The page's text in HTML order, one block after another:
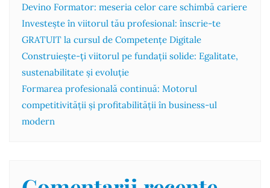
Devino Formator: meseria celor care schimbă cariere
Investește în viitorul tău profesional: înscrie-te
GRATUIT la cursul de Competențe Digitale
Construiește-ți viitorul pe fundații solide: Egalitate,
sustenabilitate și evoluție
Formarea profesională continuă: Motorul
competitivității și profitabilității în business-ul
modern